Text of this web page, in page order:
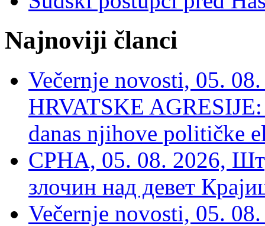
Najnoviji članci
Večernje novosti, 05.
HRVATSKE
danas njihove političke
СРНА, 05. 08. 2026,
злочин над девет
Večernje novosti, 05.